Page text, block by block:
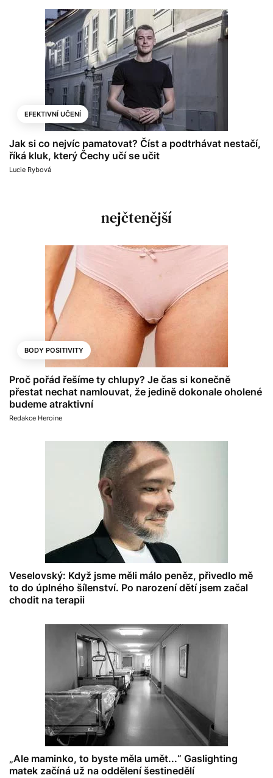
EFEKTIVNÍ UČENÍ
Jak si co nejvíc pamatovat? Číst a podtrhávat nestačí,
říká kluk, který Čechy učí se učit
Lucie Rybová
nejčtenější
BODY POSITIVITY
Proč pořád řešíme ty chlupy? Je čas si konečně
přestat nechat namlouvat, že jedině dokonale oholené
budeme atraktivní
Redakce Heroine
Veselovský: Když jsme měli málo peněz, přivedlo mě
to do úplného šílenství. Po narození dětí jsem začal
chodit na terapii
„Ale maminko, to byste měla umět...“ Gaslighting
matek začíná už na oddělení šestinedělí